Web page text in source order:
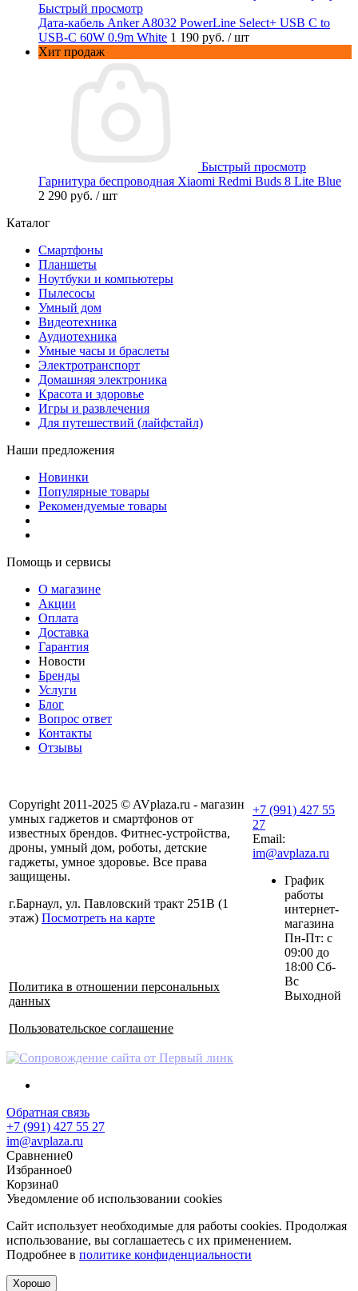
Быстрый просмотр
Дата-кабель Anker A8032 PowerLine Select+ USB C to
USB-C 60W 0.9m White 1 190 руб. / шт
Хит продаж
Быстрый просмотр
Гарнитура беспроводная Xiaomi Redmi Buds 8 Lite Blue
2 290 руб. / шт
Каталог
Смартфоны
Планшеты
Ноутбуки и компьютеры
Пылесосы
Умный дом
Видеотехника
Аудиотехника
Умные часы и браслеты
Электротранспорт
Домашняя электроника
Красота и здоровье
Игры и развлечения
Для путешествий (лайфстайл)
Наши предложения
Новинки
Популярные товары
Рекомендуемые товары
Помощь и сервисы
О магазине
Акции
Оплата
Доставка
Гарантия
Новости
Бренды
Услуги
Блог
Вопрос ответ
Контакты
Отзывы
Copyright 2011-2025 © AVplaza.ru - магазин
умных гаджетов и смартфонов от
известных брендов. Фитнес-устройства,
дроны, умный дом, роботы, детские
гаджеты, умное здоровье. Все права
защищены.
г.Барнаул, ул. Павловский тракт 251В (1
этаж) Посмотреть на карте
Политика в отношении персональных
данных
Пользовательское соглашение
+7 (991) 427 55
27
Email:
im@avplaza.ru
График
работы
интернет-
магазина
Пн-Пт: с
09:00 до
18:00 Сб-
Вс
Выходной
Обратная связь
+7 (991) 427 55 27
im@avplaza.ru
Сравнение0
Избранное0
Корзина0
Уведомление об использовании cookies
Сайт использует необходимые для работы cookies. Продолжая
использование, вы соглашаетесь с их применением.
Подробнее в политике конфиденциальности
Хорошо